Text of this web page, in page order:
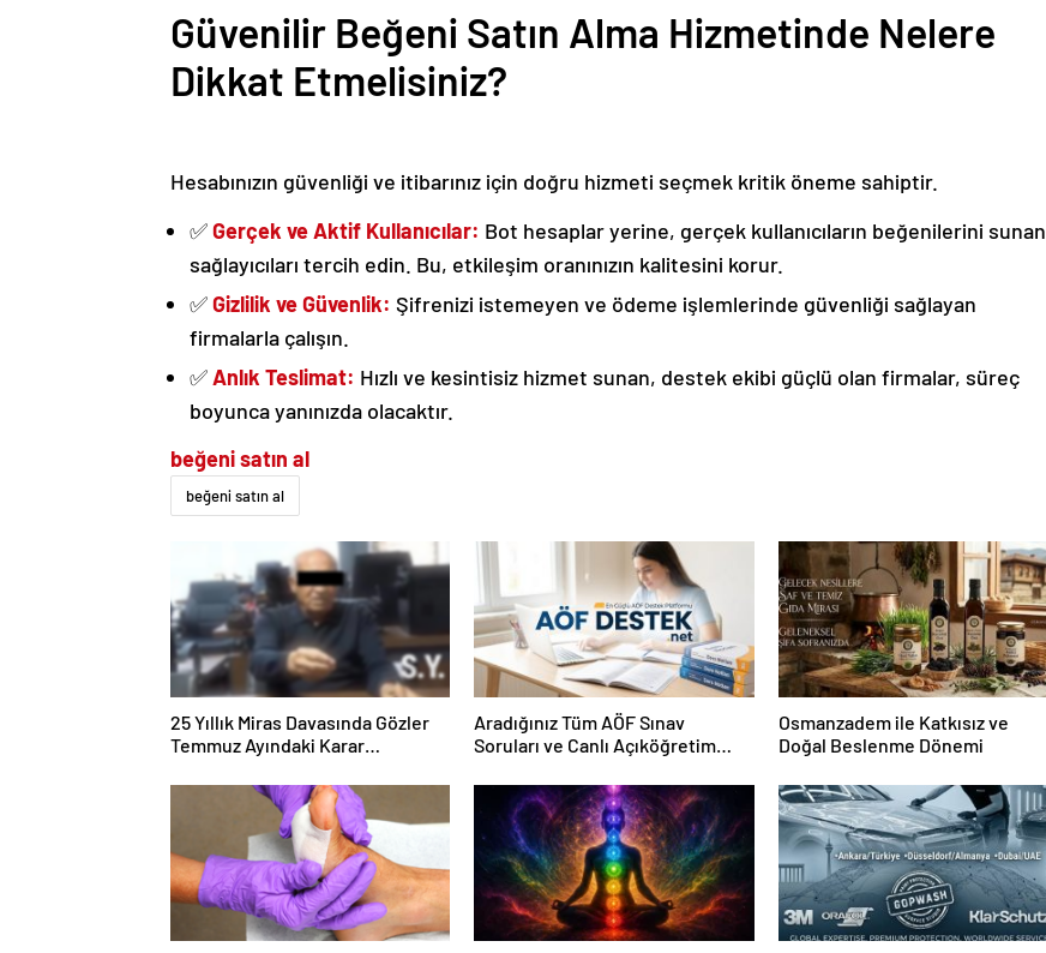
Güvenilir Beğeni Satın Alma Hizmetinde Nelere
Dikkat Etmelisiniz?
Hesabınızın güvenliği ve itibarınız için doğru hizmeti seçmek kritik öneme sahiptir.
✅Gerçek ve Aktif Kullanıcılar: Bot hesaplar yerine, gerçek kullanıcıların beğenilerini sunan
sağlayıcıları tercih edin. Bu, etkileşim oranınızın kalitesini korur.
✅Gizlilik ve Güvenlik: Şifrenizi istemeyen ve ödeme işlemlerinde güvenliği sağlayan
firmalarla çalışın.
✅Anlık Teslimat: Hızlı ve kesintisiz hizmet sunan, destek ekibi güçlü olan firmalar, süreç
boyunca yanınızda olacaktır.
beğeni satın al
beğeni satın al
25 Yıllık Miras Davasında Gözler
Temmuz Ayındaki Karar
Aradığınız Tüm AÖF Sınav
Soruları ve Canlı Açıköğretim
Osmanzadem ile Katkısız ve
Doğal Beslenme Dönemi